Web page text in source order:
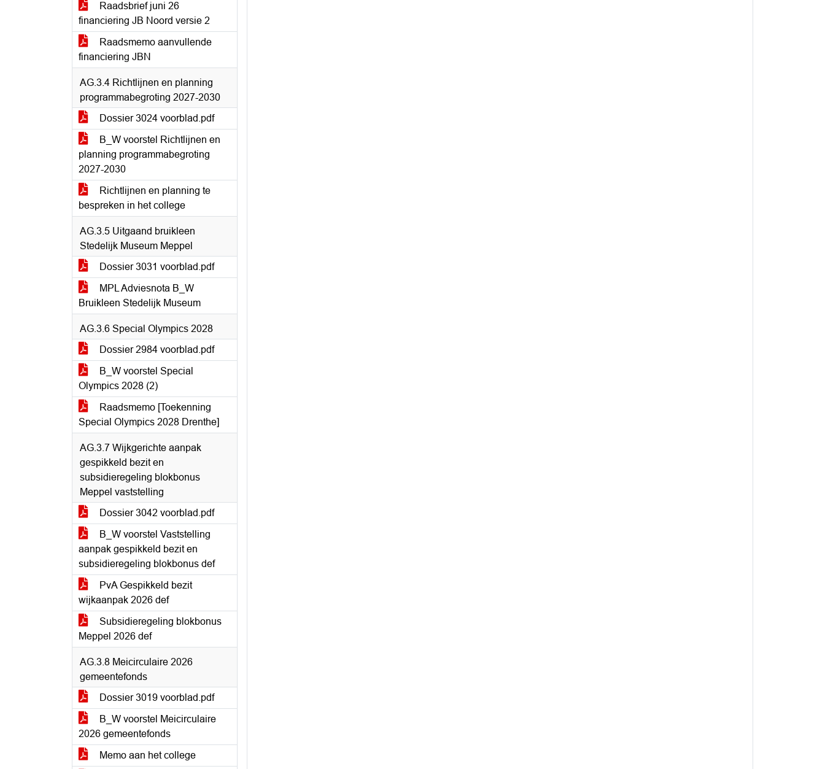
Raadsbrief juni 26
financiering JB Noord versie 2
Raadsmemo aanvullende
financiering JBN
AG.3.4 Richtlijnen en planning
programmabegroting 2027-2030
Dossier 3024 voorblad.pdf
B_W voorstel Richtlijnen en
planning programmabegroting
2027-2030
Richtlijnen en planning te
bespreken in het college
AG.3.5 Uitgaand bruikleen
Stedelijk Museum Meppel
Dossier 3031 voorblad.pdf
MPL Adviesnota B_W
Bruikleen Stedelijk Museum
AG.3.6 Special Olympics 2028
Dossier 2984 voorblad.pdf
B_W voorstel Special
Olympics 2028 (2)
Raadsmemo [Toekenning
Special Olympics 2028 Drenthe]
AG.3.7 Wijkgerichte aanpak
gespikkeld bezit en
subsidieregeling blokbonus
Meppel vaststelling
Dossier 3042 voorblad.pdf
B_W voorstel Vaststelling
aanpak gespikkeld bezit en
subsidieregeling blokbonus def
PvA Gespikkeld bezit
wijkaanpak 2026 def
Subsidieregeling blokbonus
Meppel 2026 def
AG.3.8 Meicirculaire 2026
gemeentefonds
Dossier 3019 voorblad.pdf
B_W voorstel Meicirculaire
2026 gemeentefonds
Memo aan het college